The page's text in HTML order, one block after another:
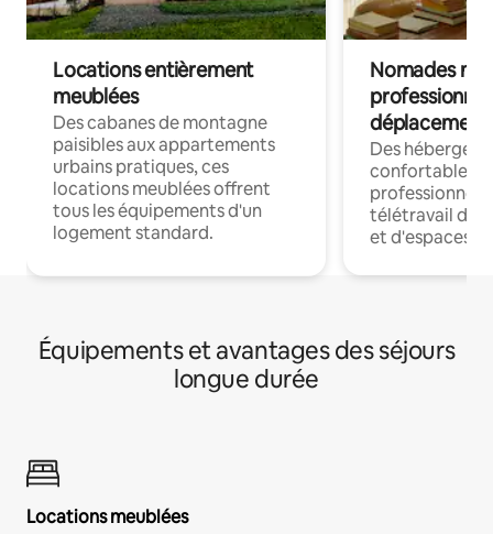
Locations entièrement
meublées
Des cabanes de montagne
paisibles aux appartements
urbains pratiques, ces
locations meublées offrent
tous les équipements d'un
logement standard.
Nomades
déplacement
Des
confortables
professionnels
télétravail
et d'espaces
Équipements et avantages des séjours
longue durée
Locations meublées